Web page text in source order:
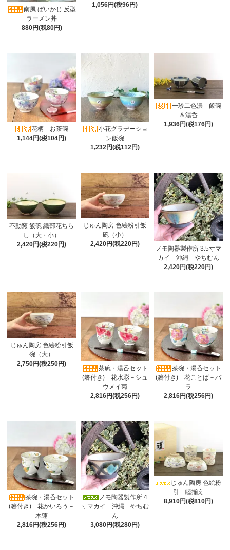
南風 ぱいかじ 反型
ラーメン丼
880円(税80円)
1,056円(税96円)
花柄 お茶碗
1,144円(税104円)
小花グラデーショ
ン飯碗
1,232円(税112円)
一珍二色濃 飯碗
＆湯呑
1,936円(税176円)
不動窯 飯碗 織部花ちら
し（大・小）
2,420円(税220円)
じゅん陶房 色絵粉引飯
碗（小）
2,420円(税220円)
ノモ陶器製作所 3.5寸マ
カイ 沖縄 やちむん
2,420円(税220円)
じゅん陶房 色絵粉引飯
碗（大）
2,750円(税250円)
茶碗・湯呑セット
(箸付き) 花水彩－シュ
ウメイ菊
2,816円(税256円)
茶碗・湯呑セット
(箸付き) 花ことば－バ
ラ
2,816円(税256円)
茶碗・湯呑セット
(箸付き) 花かいろう－
木蓮
2,816円(税256円)
ノモ陶器製作所 4
寸マカイ 沖縄 やちむ
ん
3,080円(税280円)
じゅん陶房 色絵粉
引 睦揃え
8,910円(税810円)